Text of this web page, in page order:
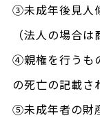
③未成年後見人
（法人の場合は
④親権を行うも
の死亡の記載さ
⑤未成年者の財